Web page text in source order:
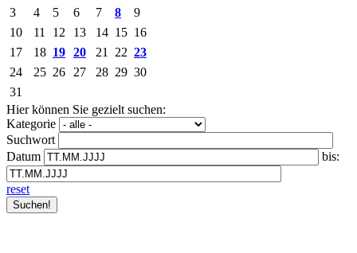
3
4 5 6 7 8
9
10
11 12 13 14 15 16
17
18 19 20 21 22 23
24
25 26 27 28 29 30
31
Hier können Sie gezielt suchen:
Kategorie
Suchwort
Datum
bis:
reset